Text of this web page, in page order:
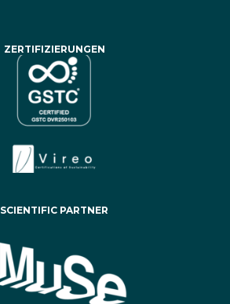
ZERTIFIZIERUNGEN
SCIENTIFIC PARTNER